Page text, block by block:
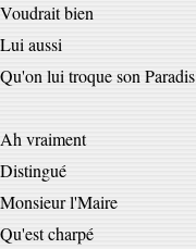
Voudrait bien
Lui aussi
Qu'on lui troque son Paradis
Ah vraiment
Distingué
Monsieur l'Maire
Qu'est charpé